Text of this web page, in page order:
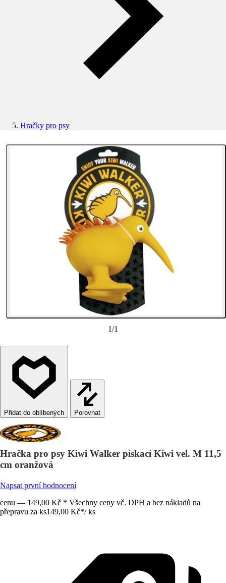
Hračky pro psy
1/1
Porovnat
Hračka pro psy Kiwi Walker pískací Kiwi vel. M 11,5
cm oranžová
Napsat první hodnocení
cenu — 149,00 Kč * Všechny ceny vč. DPH a bez nákladů na
přepravu za ks149,00 Kč*/ ks